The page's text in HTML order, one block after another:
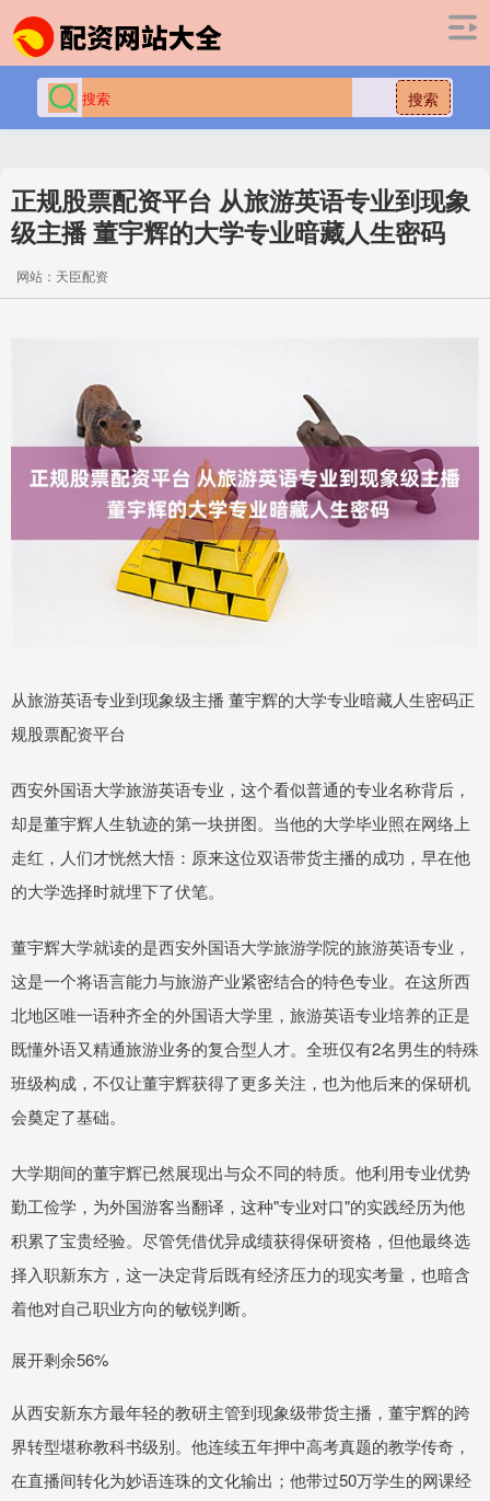
搜索
正规股票配资平台 从旅游英语专业到现象
级主播 董宇辉的大学专业暗藏人生密码
网站：天臣配资
从旅游英语专业到现象级主播 董宇辉的大学专业暗藏人生密码正
规股票配资平台
西安外国语大学旅游英语专业，这个看似普通的专业名称背后，
却是董宇辉人生轨迹的第一块拼图。当他的大学毕业照在网络上
走红，人们才恍然大悟：原来这位双语带货主播的成功，早在他
的大学选择时就埋下了伏笔。
董宇辉大学就读的是西安外国语大学旅游学院的旅游英语专业，
这是一个将语言能力与旅游产业紧密结合的特色专业。在这所西
北地区唯一语种齐全的外国语大学里，旅游英语专业培养的正是
既懂外语又精通旅游业务的复合型人才。全班仅有2名男生的特殊
班级构成，不仅让董宇辉获得了更多关注，也为他后来的保研机
会奠定了基础。
大学期间的董宇辉已然展现出与众不同的特质。他利用专业优势
勤工俭学，为外国游客当翻译，这种"专业对口"的实践经历为他
积累了宝贵经验。尽管凭借优异成绩获得保研资格，但他最终选
择入职新东方，这一决定背后既有经济压力的现实考量，也暗含
着他对自己职业方向的敏锐判断。
展开剩余56%
从西安新东方最年轻的教研主管到现象级带货主播，董宇辉的跨
界转型堪称教科书级别。他连续五年押中高考真题的教学传奇，
在直播间转化为妙语连珠的文化输出；他带过50万学生的网课经